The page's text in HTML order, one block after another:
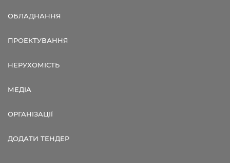
ОБЛАДНАННЯ
ПРОЕКТУВАННЯ
НЕРУХОМІСТЬ
МЕДІА
ОРГАНІЗАЦІЇ
ДОДАТИ ТЕНДЕР